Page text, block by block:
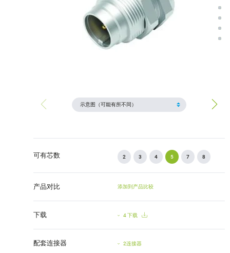
可有芯数 2 3 4 5 7 8
产品对比 添加到产品比较
下载 4 下载
配套连接器 2连接器